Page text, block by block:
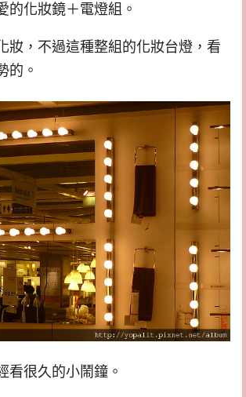
的化妝鏡＋電燈組。
妝，不過這種整組的化妝台燈，看
的。
看很久的小鬧鐘。